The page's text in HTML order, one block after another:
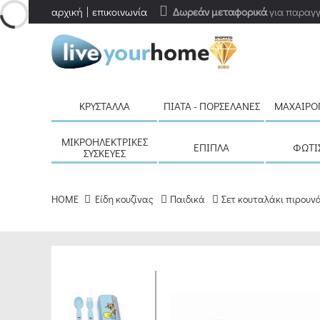
Δωρεάν μεταφορικάγια
αρχική επικοινωνία
ΚΡΎΣΤΑΛΛΑ ΠΙΆΤΑ - ΠΟΡΣΕΛΆΝΕΣ
ΜΙΚΡΟΗΛΕΚΤΡΙΚΈΣ
ΣΥΣΚΕΥΈΣ
ΈΠΙΠΛΑ
HOME Είδη κουζίνας Παιδικά Σετ κουταλάκι